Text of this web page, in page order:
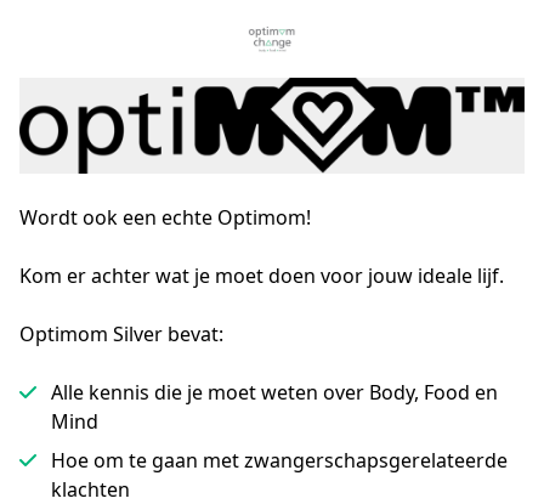
Wordt ook een echte Optimom!
Kom er achter wat je moet doen voor jouw ideale lijf.
Optimom Silver bevat:
Alle kennis die je moet weten over Body, Food en
Mind
Hoe om te gaan met zwangerschapsgerelateerde
klachten